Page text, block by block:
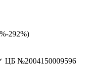
292%)
ЦБ №2004150009596